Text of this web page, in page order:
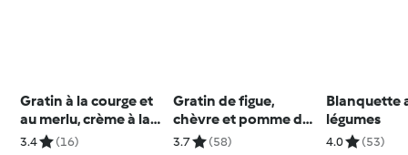
Gratin à la courge et
au merlu, crème à la
ciboulette
3.4 (16)
Gratin de figue,
chèvre et pomme de
terre
3.7 (58)
Blanquette
légumes
4.0 (53)